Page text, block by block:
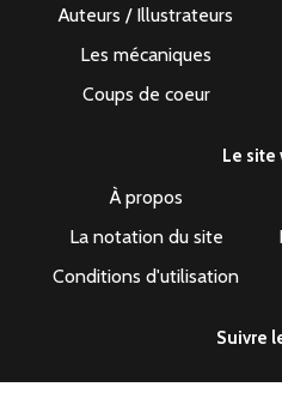
Auteurs / Illustrateurs
Les mécaniques
Coups de coeur
Le site
À propos
La notation du site
Conditions d'utilisation
Suivre